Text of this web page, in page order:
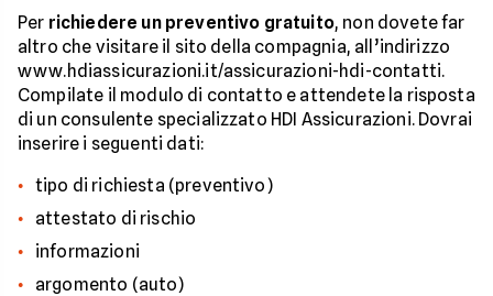
Per richiedere un preventivo gratuito, non dovete far
altro che visitare il sito della compagnia, all’indirizzo
www.hdiassicurazioni.it/assicurazioni-hdi-contatti.
Compilate il modulo di contatto e attendete la risposta
di un consulente specializzato HDI Assicurazioni. Dovrai
inserire i seguenti dati:
tipo di richiesta (preventivo)
attestato di rischio
informazioni
argomento (auto)